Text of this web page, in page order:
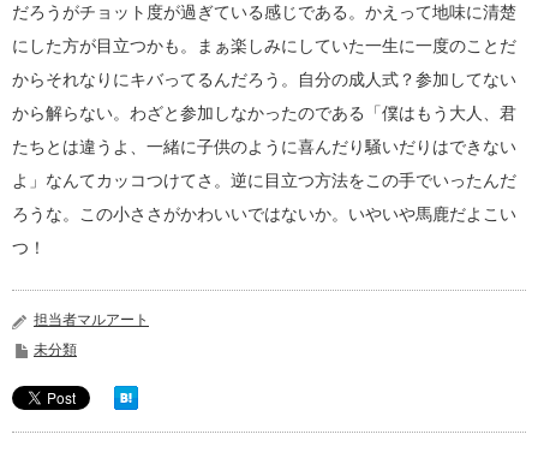
だろうがチョット度が過ぎている感じである。かえって地味に清楚
にした方が目立つかも。まぁ楽しみにしていた一生に一度のことだ
からそれなりにキバってるんだろう。自分の成人式？参加してない
から解らない。わざと参加しなかったのである「僕はもう大人、君
たちとは違うよ、一緒に子供のように喜んだり騒いだりはできない
よ」なんてカッコつけてさ。逆に目立つ方法をこの手でいったんだ
ろうな。この小ささがかわいいではないか。いやいや馬鹿だよこい
つ！
担当者マルアート
未分類